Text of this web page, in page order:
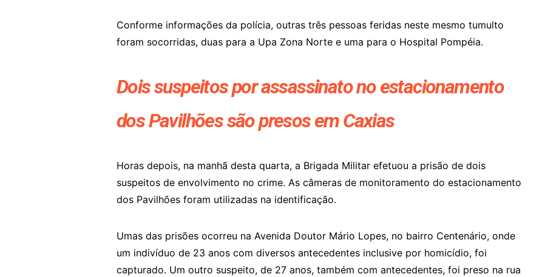
Conforme informações da polícia, outras três pessoas feridas neste mesmo tumulto
foram socorridas, duas para a Upa Zona Norte e uma para o Hospital Pompéia.
Dois suspeitos por assassinato no estacionamento
dos Pavilhões são presos em Caxias
Horas depois, na manhã desta quarta, a Brigada Militar efetuou a prisão de dois
suspeitos de envolvimento no crime. As câmeras de monitoramento do estacionamento
dos Pavilhões foram utilizadas na identificação.
Umas das prisões ocorreu na Avenida Doutor Mário Lopes, no bairro Centenário, onde
um indivíduo de 23 anos com diversos antecedentes inclusive por homicídio, foi
capturado. Um outro suspeito, de 27 anos, também com antecedentes, foi preso na rua